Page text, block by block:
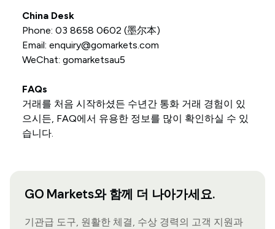
China Desk
Phone: 03 8658 0602 (墨尔本)
Email: enquiry@gomarkets.com
WeChat: gomarketsau5
FAQs
거래를 처음 시작하셨든 수년간 통화 거래 경험이 있
으시든, FAQ에서 유용한 정보를 많이 확인하실 수 있
습니다.
GO Markets와 함께 더 나아가세요.
기관급 도구, 원활한 체결, 수상 경력의 고객 지원과